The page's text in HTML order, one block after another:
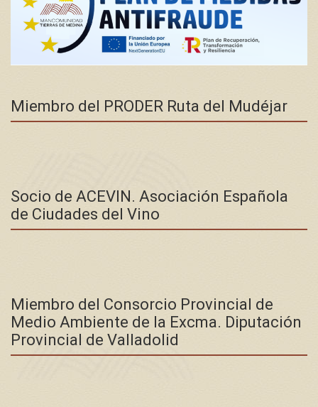
Miembro del PRODER Ruta del Mudéjar
Socio de ACEVIN. Asociación Española
de Ciudades del Vino
Miembro del Consorcio Provincial de
Medio Ambiente de la Excma. Diputación
Provincial de Valladolid